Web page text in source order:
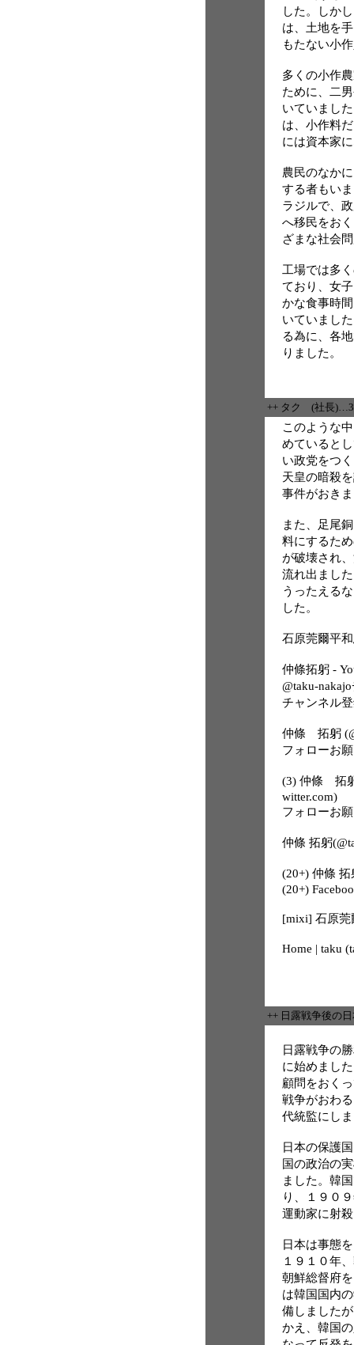
した。しか
は、土地を
もたない小
多くの小作
ために、二
いていまし
は、小作料
には資本家
農民のなか
する者もい
ラジルで、
へ移民をお
ざまな社会
工場では多
ており、女
かな食事時
いていまし
る為に、各
りました。
++ タク (社長
このような
めていると
い政党をつ
天皇の暗殺
事件がおき
また、足尾
料にするた
が破壊され
流れ出まし
うったえる
した。
石原莞爾平
仲條拓躬 -
@taku-
チャンネル
仲條 拓躬
フォローお
(3) 仲條 拓
witter.com)
フォローお
仲條 拓躬
(20+) 仲條 拓
(20+)
[mixi] 石原莞
Home | taku
++ 日露戦争後の
日露戦争の
に始めまし
顧問をおく
戦争がおわ
代統監にし
日本の保護
国の政治の
ました。韓
り、１９０
運動家に射
日本は事態
１９１０年
朝鮮総督府
は韓国国内
備しました
かえ、韓国